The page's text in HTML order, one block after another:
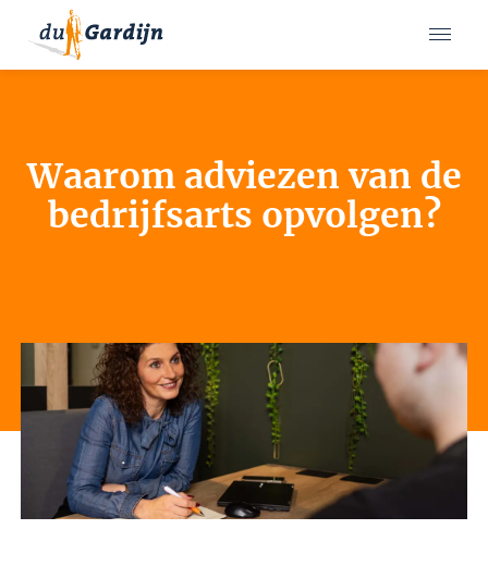
Waarom adviezen van de
bedrijfsarts opvolgen?